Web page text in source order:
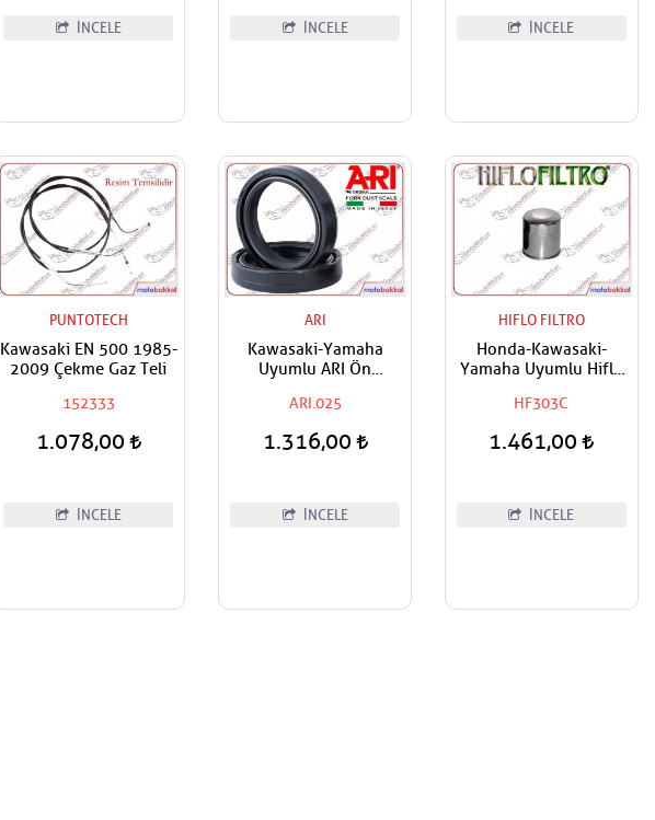
İNCELE İNCELE İNCELE
PUNTOTECH
Kawasaki EN 500 1985-
2009 Çekme Gaz Teli
152333
1.078,00
İNCELE
ARI
Kawasaki-Yamaha
Uyumlu ARI Ön
ARI.025
1.316,00
İNCELE
HIFLO FILTRO
Honda-Kawasaki-
Yamaha Uyumlu Hiflo
HF303C
1.461,00
İNCELE